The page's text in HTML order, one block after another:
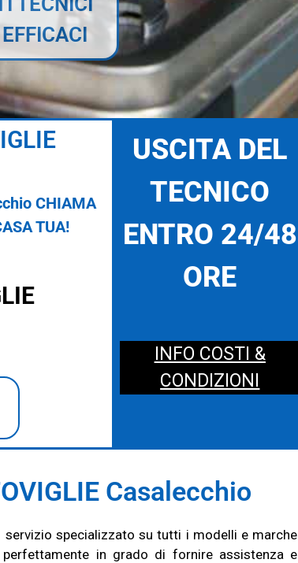
CHIAMA
TUA!
USCITA DEL
TECNICO
ENTRO 24/48
ORE
INFO COSTI &
CONDIZIONI
Casalecchio
servizio specializzato su tutti i modelli e marche
in grado di fornire assistenza e